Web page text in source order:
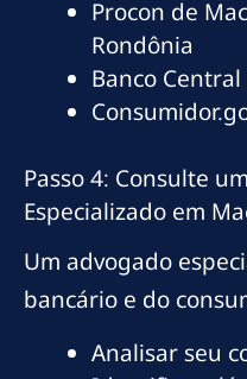
Procon de
Rondônia
Banco
Passo 4: Consulte
Especializado em
Um advogado
bancário e do
Analisar seu